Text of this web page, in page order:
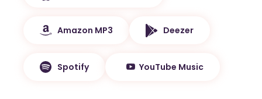
Amazon MP3 Deezer
Spotify YouTube Music